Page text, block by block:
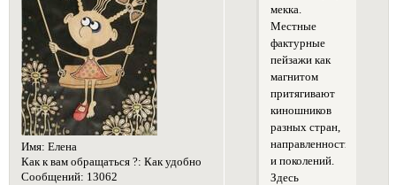
Имя: Елена
Как к вам обращаться ?: Как удобно
Сообщений: 13062
мекка.
Местные
фактурные
пейзажи как
магнитом
притягивают
киношников
разных стран,
направленности
и поколений.
Здесь